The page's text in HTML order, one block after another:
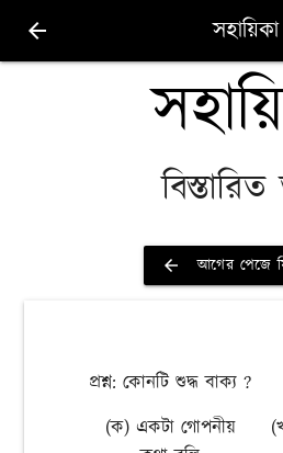
arrow_back সহায়িকা
arrow_back আগের পেজে
প্রশ্ন: কোনটি শুদ্ধ বাক্য ?
(ক) একটা গোপনীয়